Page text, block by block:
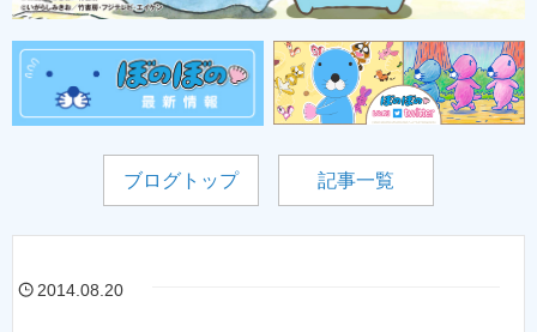
ブログトップ 記事一覧
2014.08.20